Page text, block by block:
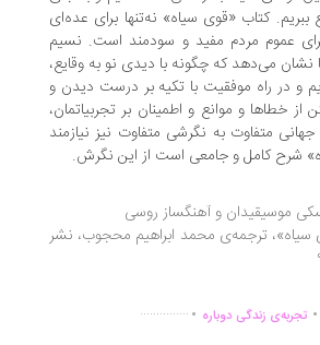
«قوی سیاه» نه‌تنها برای عده‌ای
مردم مفید و سودمند است. نسیم
که چگونه با دیدی نو به وقایع،
موفقیت با تکیه بر درست دیدن و
و موانع و اطمینان بر تجربیاتمان،
به نگرشی متفاوت نیز نیازمند
و جامعی است از این نگرش.
ترجمه‌ی محمد ابراهیم محجوب، نشر
................زندگی دوباره